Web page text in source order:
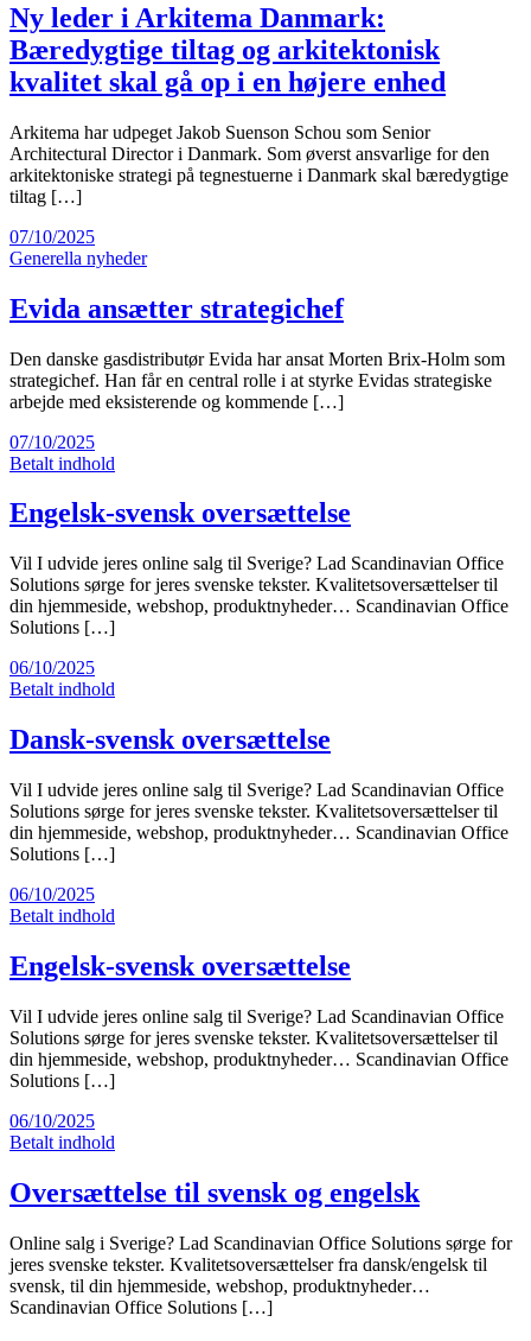
Ny leder i Arkitema Danmark:
Bæredygtige tiltag og arkitektonisk
kvalitet skal gå op i en højere enhed
Arkitema har udpeget Jakob Suenson Schou som Senior
Architectural Director i Danmark. Som øverst ansvarlige for den
arkitektoniske strategi på tegnestuerne i Danmark skal bæredygtige
tiltag […]
07/10/2025
Generella nyheder
Evida ansætter strategichef
Den danske gasdistributør Evida har ansat Morten Brix-Holm som
strategichef. Han får en central rolle i at styrke Evidas strategiske
arbejde med eksisterende og kommende […]
07/10/2025
Betalt indhold
Engelsk-svensk oversættelse
Vil I udvide jeres online salg til Sverige? Lad Scandinavian Office
Solutions sørge for jeres svenske tekster. Kvalitetsoversættelser til
din hjemmeside, webshop, produktnyheder… Scandinavian Office
Solutions […]
06/10/2025
Betalt indhold
Dansk-svensk oversættelse
Vil I udvide jeres online salg til Sverige? Lad Scandinavian Office
Solutions sørge for jeres svenske tekster. Kvalitetsoversættelser til
din hjemmeside, webshop, produktnyheder… Scandinavian Office
Solutions […]
06/10/2025
Betalt indhold
Engelsk-svensk oversættelse
Vil I udvide jeres online salg til Sverige? Lad Scandinavian Office
Solutions sørge for jeres svenske tekster. Kvalitetsoversættelser til
din hjemmeside, webshop, produktnyheder… Scandinavian Office
Solutions […]
06/10/2025
Betalt indhold
Oversættelse til svensk og engelsk
Online salg i Sverige? Lad Scandinavian Office Solutions sørge for
jeres svenske tekster. Kvalitetsoversættelser fra dansk/engelsk til
svensk, til din hjemmeside, webshop, produktnyheder…
Scandinavian Office Solutions […]